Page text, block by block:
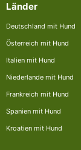
Länder
Deutschland mit Hund
Österreich mit Hund
Italien mit Hund
Niederlande mit Hund
Frankreich mit Hund
Spanien mit Hund
Kroatien mit Hund